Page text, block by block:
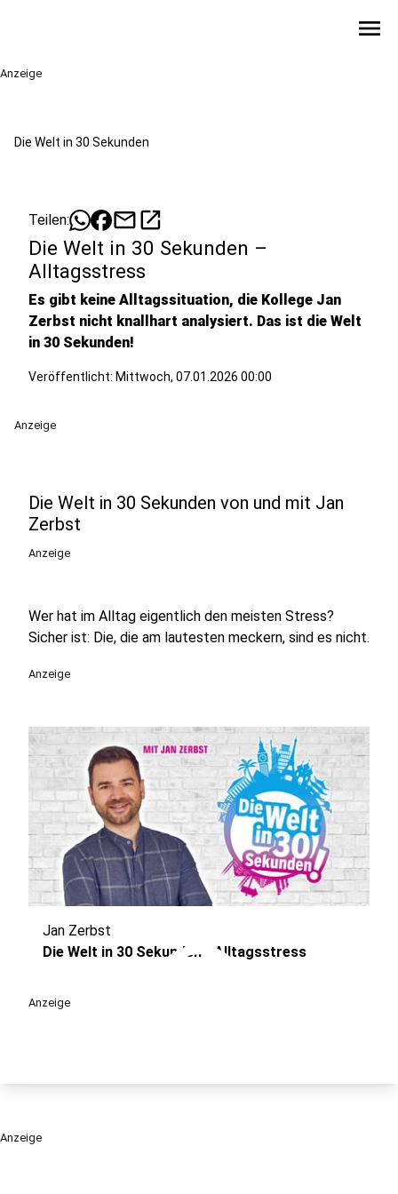
menu
Anzeige
Die Welt in 30 Sekunden
Teilen: mailopen_in_new
Die Welt in 30 Sekunden –
Alltagsstress
Es gibt keine Alltagssituation, die Kollege Jan
Zerbst nicht knallhart analysiert. Das ist die Welt
in 30 Sekunden!
Veröffentlicht: Mittwoch, 07.01.2026 00:00
Anzeige
Die Welt in 30 Sekunden von und mit Jan
Zerbst
Anzeige
Wer hat im Alltag eigentlich den meisten Stress?
Sicher ist: Die, die am lautesten meckern, sind es nicht.
Anzeige
play_circle
Jan Zerbst
Die Welt in 30 Sekunden - Alltagsstress
Anzeige
Anzeige